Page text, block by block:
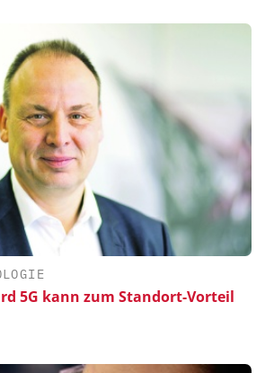
5G kann zum Standort-Vorteil